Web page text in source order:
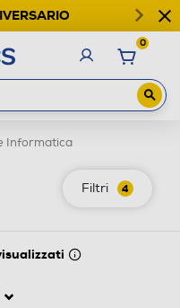
0
Informatica
Filtri 4